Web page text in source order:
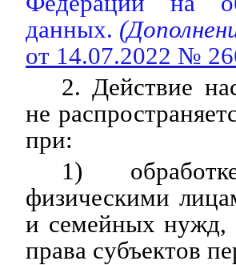
данных.
от 14.07.2022 №
2. Действие
не
при:
1)
физическими
и семейных нужд,
права субъектов